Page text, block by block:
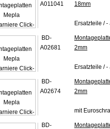
A011041
18mm
Ersatzteile / -
BD-
A02681
2mm
Ersatzteile / -
BD-
A02674
2mm
mit
BD-